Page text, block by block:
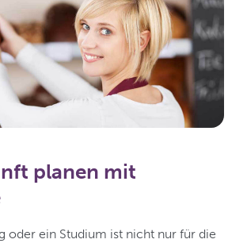
planen mit
oder ein Studium ist nicht nur für die